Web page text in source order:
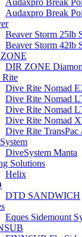
Audaxpro Break
Audaxpro Break
Beaver Storm 25lb
Beaver Storm 42lb
DIR ZONE
Rite
Dive Rite Nomad
Dive Rite Nomad
Dive Rite Nomad
Dive Rite Nomad
Dive Rite TransPac
DiveSystem Manta
Solutions
Helix
DTD SANDWICH
Eques Sidemount